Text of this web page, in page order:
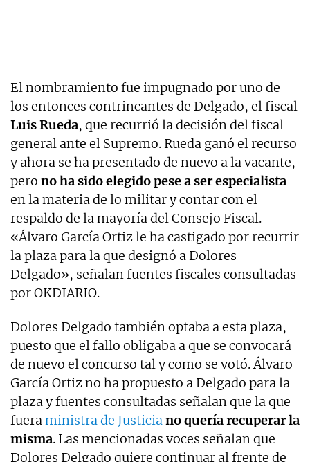
El nombramiento fue impugnado por uno de
los entonces contrincantes de Delgado, el fiscal
Luis Rueda, que recurrió la decisión del fiscal
general ante el Supremo. Rueda ganó el recurso
y ahora se ha presentado de nuevo a la vacante,
pero no ha sido elegido pese a ser especialista
en la materia de lo militar y contar con el
respaldo de la mayoría del Consejo Fiscal.
«Álvaro García Ortiz le ha castigado por recurrir
la plaza para la que designó a Dolores
Delgado», señalan fuentes fiscales consultadas
por OKDIARIO.
Dolores Delgado también optaba a esta plaza,
puesto que el fallo obligaba a que se convocará
de nuevo el concurso tal y como se votó. Álvaro
García Ortiz no ha propuesto a Delgado para la
plaza y fuentes consultadas señalan que la que
fueraministra de Justiciano quería recuperar la
misma. Las mencionadas voces señalan que
Dolores Delgado quiere continuar al frente de